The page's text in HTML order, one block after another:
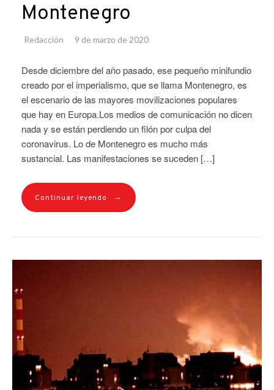
Montenegro
Redacción 9 de marzo de 2020
Desde diciembre del año pasado, ese pequeño minifundio
creado por el imperialismo, que se llama Montenegro, es
el escenario de las mayores movilizaciones populares
que hay en Europa.Los medios de comunicación no dicen
nada y se están perdiendo un filón por culpa del
coronavirus. Lo de Montenegro es mucho más
sustancial. Las manifestaciones se suceden […]
Continuar leyendo →